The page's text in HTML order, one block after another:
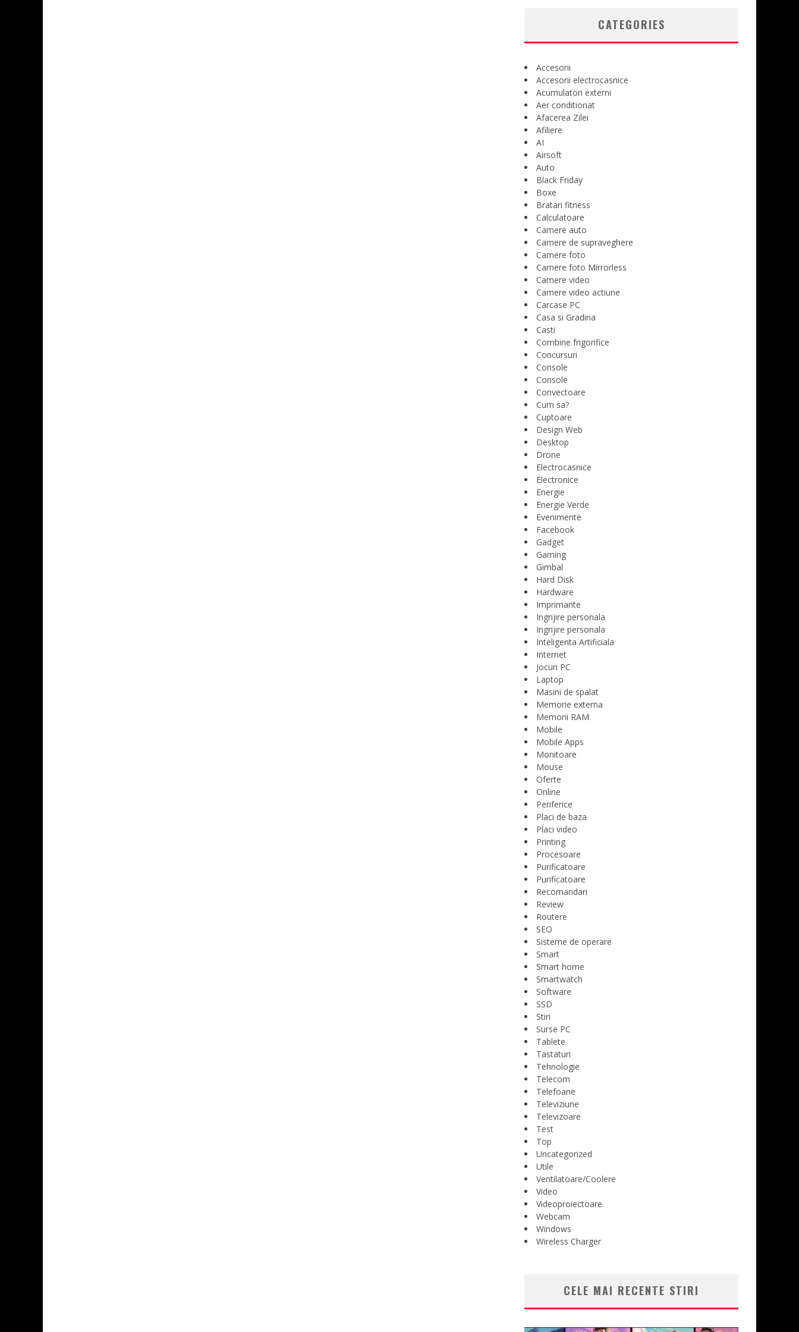
CATEGORIES
Accesorii
Accesorii electrocasnice
Acumulatori externi
Aer conditionat
Afacerea Zilei
Afiliere
AI
Airsoft
Auto
Black Friday
Boxe
Bratari fitness
Calculatoare
Camere auto
Camere de supraveghere
Camere foto
Camere foto Mirrorless
Camere video
Camere video actiune
Carcase PC
Casa si Gradina
Casti
Combine frigorifice
Concursuri
Console
Console
Convectoare
Cum sa?
Cuptoare
Design Web
Desktop
Drone
Electrocasnice
Electronice
Energie
Energie Verde
Evenimente
Facebook
Gadget
Gaming
Gimbal
Hard Disk
Hardware
Imprimante
Ingrijire personala
Ingrijire personala
Inteligenta Artificiala
Internet
Jocuri PC
Laptop
Masini de spalat
Memorie externa
Memorii RAM
Mobile
Mobile Apps
Monitoare
Mouse
Oferte
Online
Periferice
Placi de baza
Placi video
Printing
Procesoare
Purificatoare
Purificatoare
Recomandari
Review
Routere
SEO
Sisteme de operare
Smart
Smart home
Smartwatch
Software
SSD
Stiri
Surse PC
Tablete
Tastaturi
Tehnologie
Telecom
Telefoane
Televiziune
Televizoare
Test
Top
Uncategorized
Utile
Ventilatoare/Coolere
Video
Videoproiectoare
Webcam
Windows
Wireless Charger
CELE MAI RECENTE STIRI